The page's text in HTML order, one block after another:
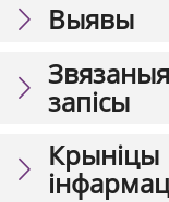
Выявы
Звязаныя
запісы
Крыніцы